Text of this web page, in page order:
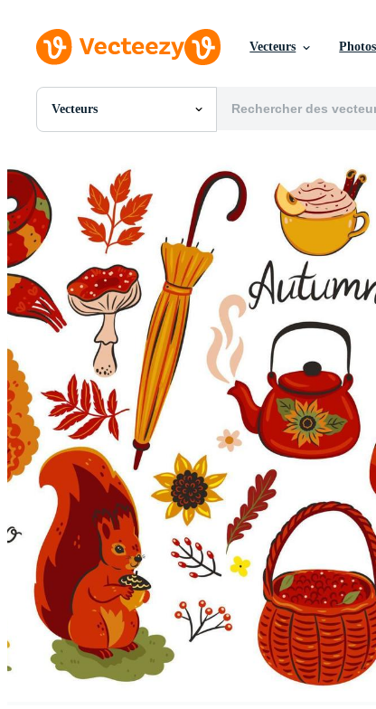
Vecteurs Photos
Vecteurs
Toutes Images
PSDs
SVGs
Modèles
Vecteurs
Motion graphics
Images Éditoriales
Événements Éditoriaux